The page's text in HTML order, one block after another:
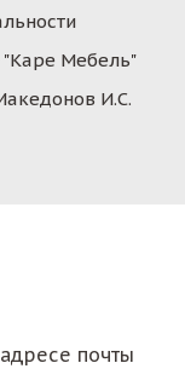
Мебель"
И.С.
почты